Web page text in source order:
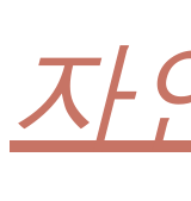
자